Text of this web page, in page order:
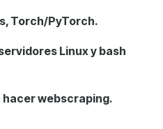
Torch/PyTorch.
Linux y bash
webscraping.